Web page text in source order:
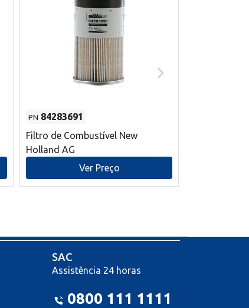
PN 84283691
Filtro de Combustível New
Holland AG
Ver Preço
SAC
Assistência 24 horas
0800 111 1111